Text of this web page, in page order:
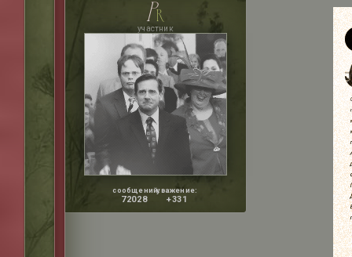
pr
участник
сообщений:
72028
уважение:
+331